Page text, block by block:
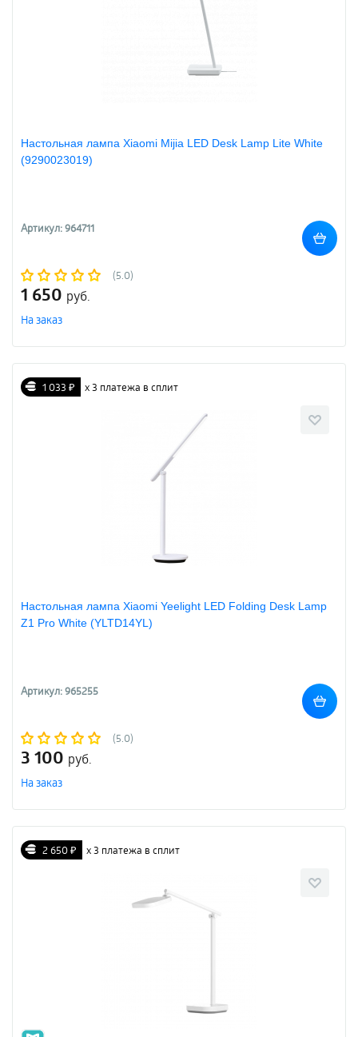
Настольная лампа Xiaomi Mijia LED Desk Lamp Lite White
(9290023019)
Артикул: 964711
(5.0)
1 650 руб.
На заказ
1 033 ₽ х 3 платежа в сплит
Настольная лампа Xiaomi Yeelight LED Folding Desk Lamp
Z1 Pro White (YLTD14YL)
Артикул: 965255
(5.0)
3 100 руб.
На заказ
2 650 ₽ х 3 платежа в сплит